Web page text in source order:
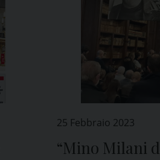
25 Febbraio 2023
“Mino Milani